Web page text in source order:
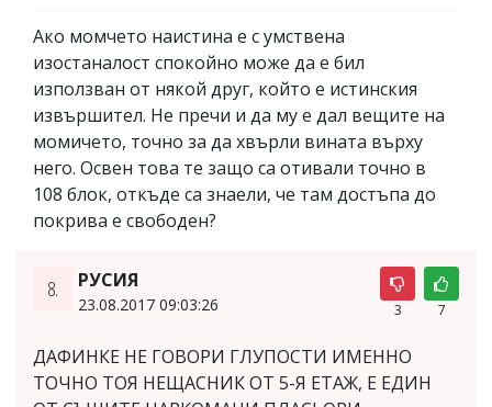
Ако момчето наистина е с умствена
изостаналост спокойно може да е бил
използван от някой друг, който е истинския
извършител. Не пречи и да му е дал вещите на
момичето, точно за да хвърли вината върху
него. Освен това те защо са отивали точно в
108 блок, откъде са знаели, че там достъпа до
покрива е свободен?
8. РУСИЯ
23.08.2017 09:03:26 3 7
ДАФИНКЕ НЕ ГОВОРИ ГЛУПОСТИ ИМЕННО
ТОЧНО ТОЯ НЕЩАСНИК ОТ 5-Я ЕТАЖ, Е ЕДИН